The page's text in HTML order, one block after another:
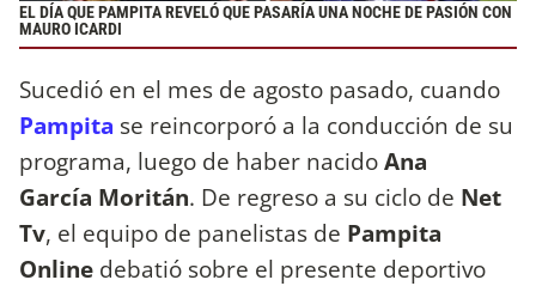
EL DÍA QUE PAMPITA REVELÓ QUE PASARÍA UNA NOCHE DE PASIÓN CON
MAURO ICARDI
Sucedió en el mes de agosto pasado, cuando
Pampita se reincorporó a la conducción de su
programa, luego de haber nacidoAna
García Moritán. De regreso a su ciclo de Net
Tv, el equipo de panelistas de Pampita
Online debatió sobre el presente deportivo